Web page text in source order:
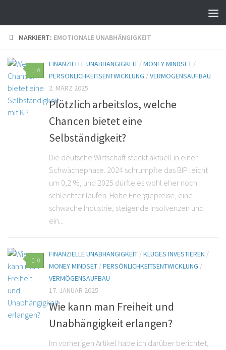
MARKIERT: EMOTIONALE UNABHÄNGIGKEIT
0
FINANZIELLE UNABHÄNGIGKEIT /MONEY MINDSET /
PERSÖNLICHKEITSENTWICKLUNG /VERMÖGENSAUFBAU
2. MÄRZ 2025
Plötzlich arbeitslos, welche
Chancen bietet eine
Selbständigkeit?
Die deutsche Wirtschaft steckt aktuell in einer
Schwächephase. 2024 schrumpfte das BIP leicht
um 0,2 %, und 2025 dürfte es wohl eher noch
schlechter laufen. Hohe Energiepreise, eine
schwache Industrie, steigende Insolvenzen und
ein...
0
FINANZIELLE UNABHÄNGIGKEIT /KLUGES INVESTIEREN /
MONEY MINDSET /PERSÖNLICHKEITSENTWICKLUNG /
VERMÖGENSAUFBAU
17. JANUAR 2025
Wie kann man Freiheit und
Unabhängigkeit erlangen?
Im vorherigen Artikel habe ich darüber berichtet,